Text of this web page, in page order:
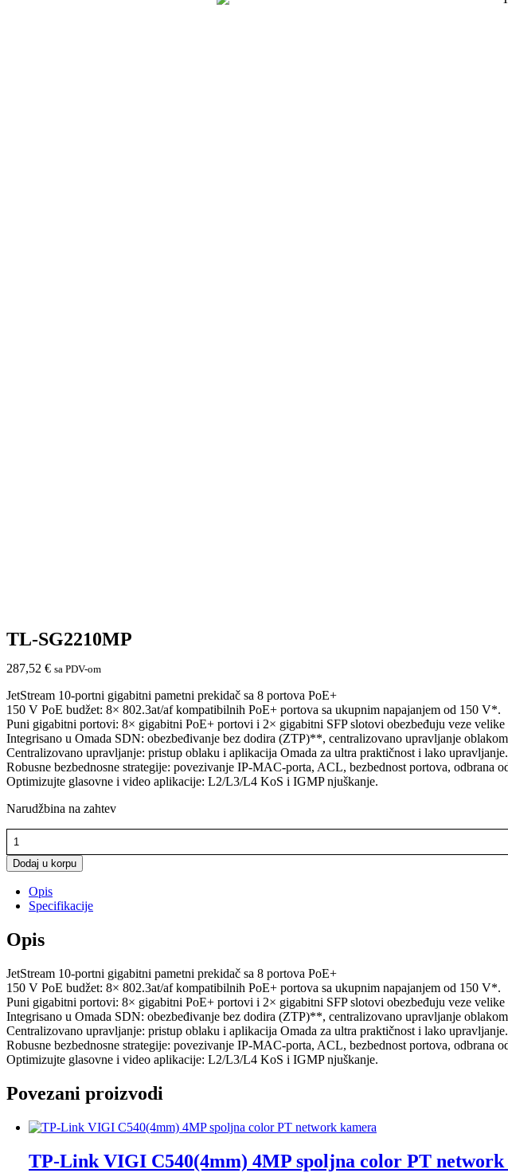
TL-SG2210MP
287,52 € sa PDV-om
JetStream 10-portni gigabitni pametni prekidač sa 8 portova PoE+
150 V PoE budžet: 8× 802.3at/af kompatibilnih PoE+ portova sa ukupnim napajanjem od 150 V*.
Puni gigabitni portovi: 8× gigabitni PoE+ portovi i 2× gigabitni SFP slotovi obezbeđuju veze velike
Integrisano u Omada SDN: obezbeđivanje bez dodira (ZTP)**, centralizovano upravljanje
Centralizovano upravljanje: pristup oblaku i aplikacija Omada za ultra praktičnost i lako upravljanje.
Robusne bezbednosne strategije: povezivanje IP-MAC-porta, ACL, bezbednost portova,
Optimizujte glasovne i video aplikacije: L2/L3/L4 KoS i IGMP njuškanje.
Narudžbina na zahtev
TL-
SG2210MP
količina
Dodaj u korpu
Opis
Specifikacije
Opis
JetStream 10-portni gigabitni pametni prekidač sa 8 portova PoE+
150 V PoE budžet: 8× 802.3at/af kompatibilnih PoE+ portova sa ukupnim napajanjem od 150 V*.
Puni gigabitni portovi: 8× gigabitni PoE+ portovi i 2× gigabitni SFP slotovi obezbeđuju veze velike
Integrisano u Omada SDN: obezbeđivanje bez dodira (ZTP)**, centralizovano upravljanje
Centralizovano upravljanje: pristup oblaku i aplikacija Omada za ultra praktičnost i lako upravljanje.
Robusne bezbednosne strategije: povezivanje IP-MAC-porta, ACL, bezbednost portova,
Optimizujte glasovne i video aplikacije: L2/L3/L4 KoS i IGMP njuškanje.
Povezani proizvodi
TP-Link VIGI C540(4mm) 4MP spoljna color PT network